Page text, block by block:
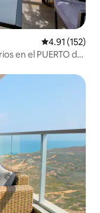
Calificación
4.91 (152)
en el PUERTO de